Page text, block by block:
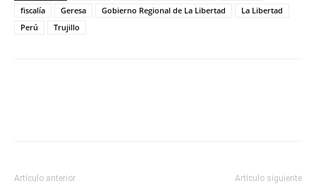
fiscalía
Geresa Gobierno Regional de La Libertad
La Libertad
Perú
Trujillo
Artículo anterior Artículo siguiente